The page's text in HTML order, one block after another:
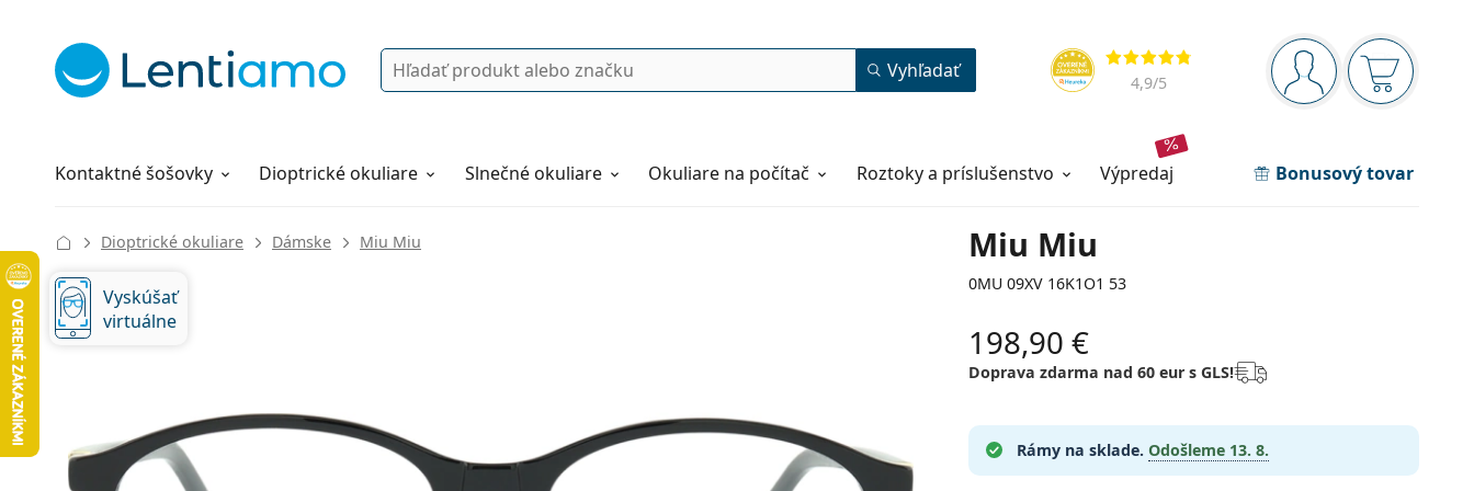
Navigačný panel
ste prihláseníNákupný
Hodnotenia
4,9/5
Vyhľadávanie Vyhľadať
Kontaktné šošovky
Roztoky Dioptrické okuliare Slnečné okuliare Okuliare na počítač Roztoky a príslušenstvo výpredaj Bonusový tovar
Všetko o nákupe
Miu Miu
0MU 09XV 16K1O1 53
Dioptrické okuliare Dámske Miu Miu
Vyskúšať
virtuálne
198,90 €
Doprava zdarma nad 60 eur s GLS!
Rámy na sklade. Odošleme 13. 8.